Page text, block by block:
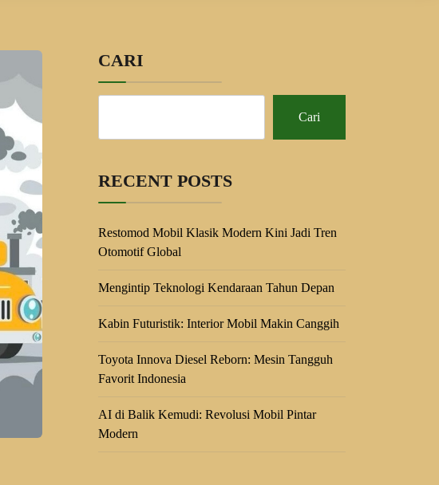
CARI
Cari
RECENT POSTS
Restomod Mobil Klasik Modern Kini Jadi Tren
Otomotif Global
Mengintip Teknologi Kendaraan Tahun Depan
Kabin Futuristik: Interior Mobil Makin Canggih
Toyota Innova Diesel Reborn: Mesin Tangguh
Favorit Indonesia
AI di Balik Kemudi: Revolusi Mobil Pintar
Modern